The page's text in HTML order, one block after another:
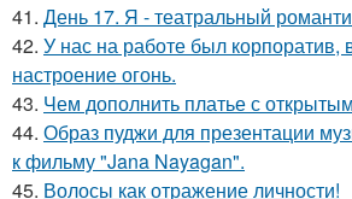
41. День 17. Я - театральный
42. У нас на работе был корпоратив,
настроение огонь.
43. Чем дополнить платье с
44. Образ пуджи для презентации
к фильму "Jana Nayagan".
45. Волосы как отражение личности!